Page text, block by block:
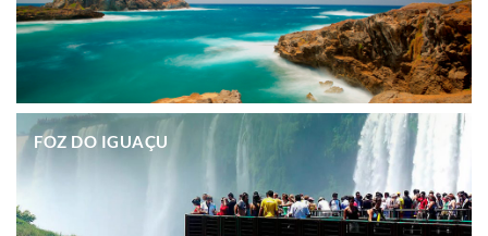
FOZ DO IGUAÇU